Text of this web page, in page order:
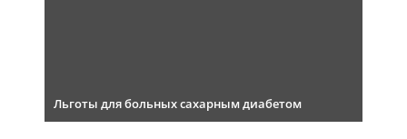
Льготы для больных сахарным диабетом